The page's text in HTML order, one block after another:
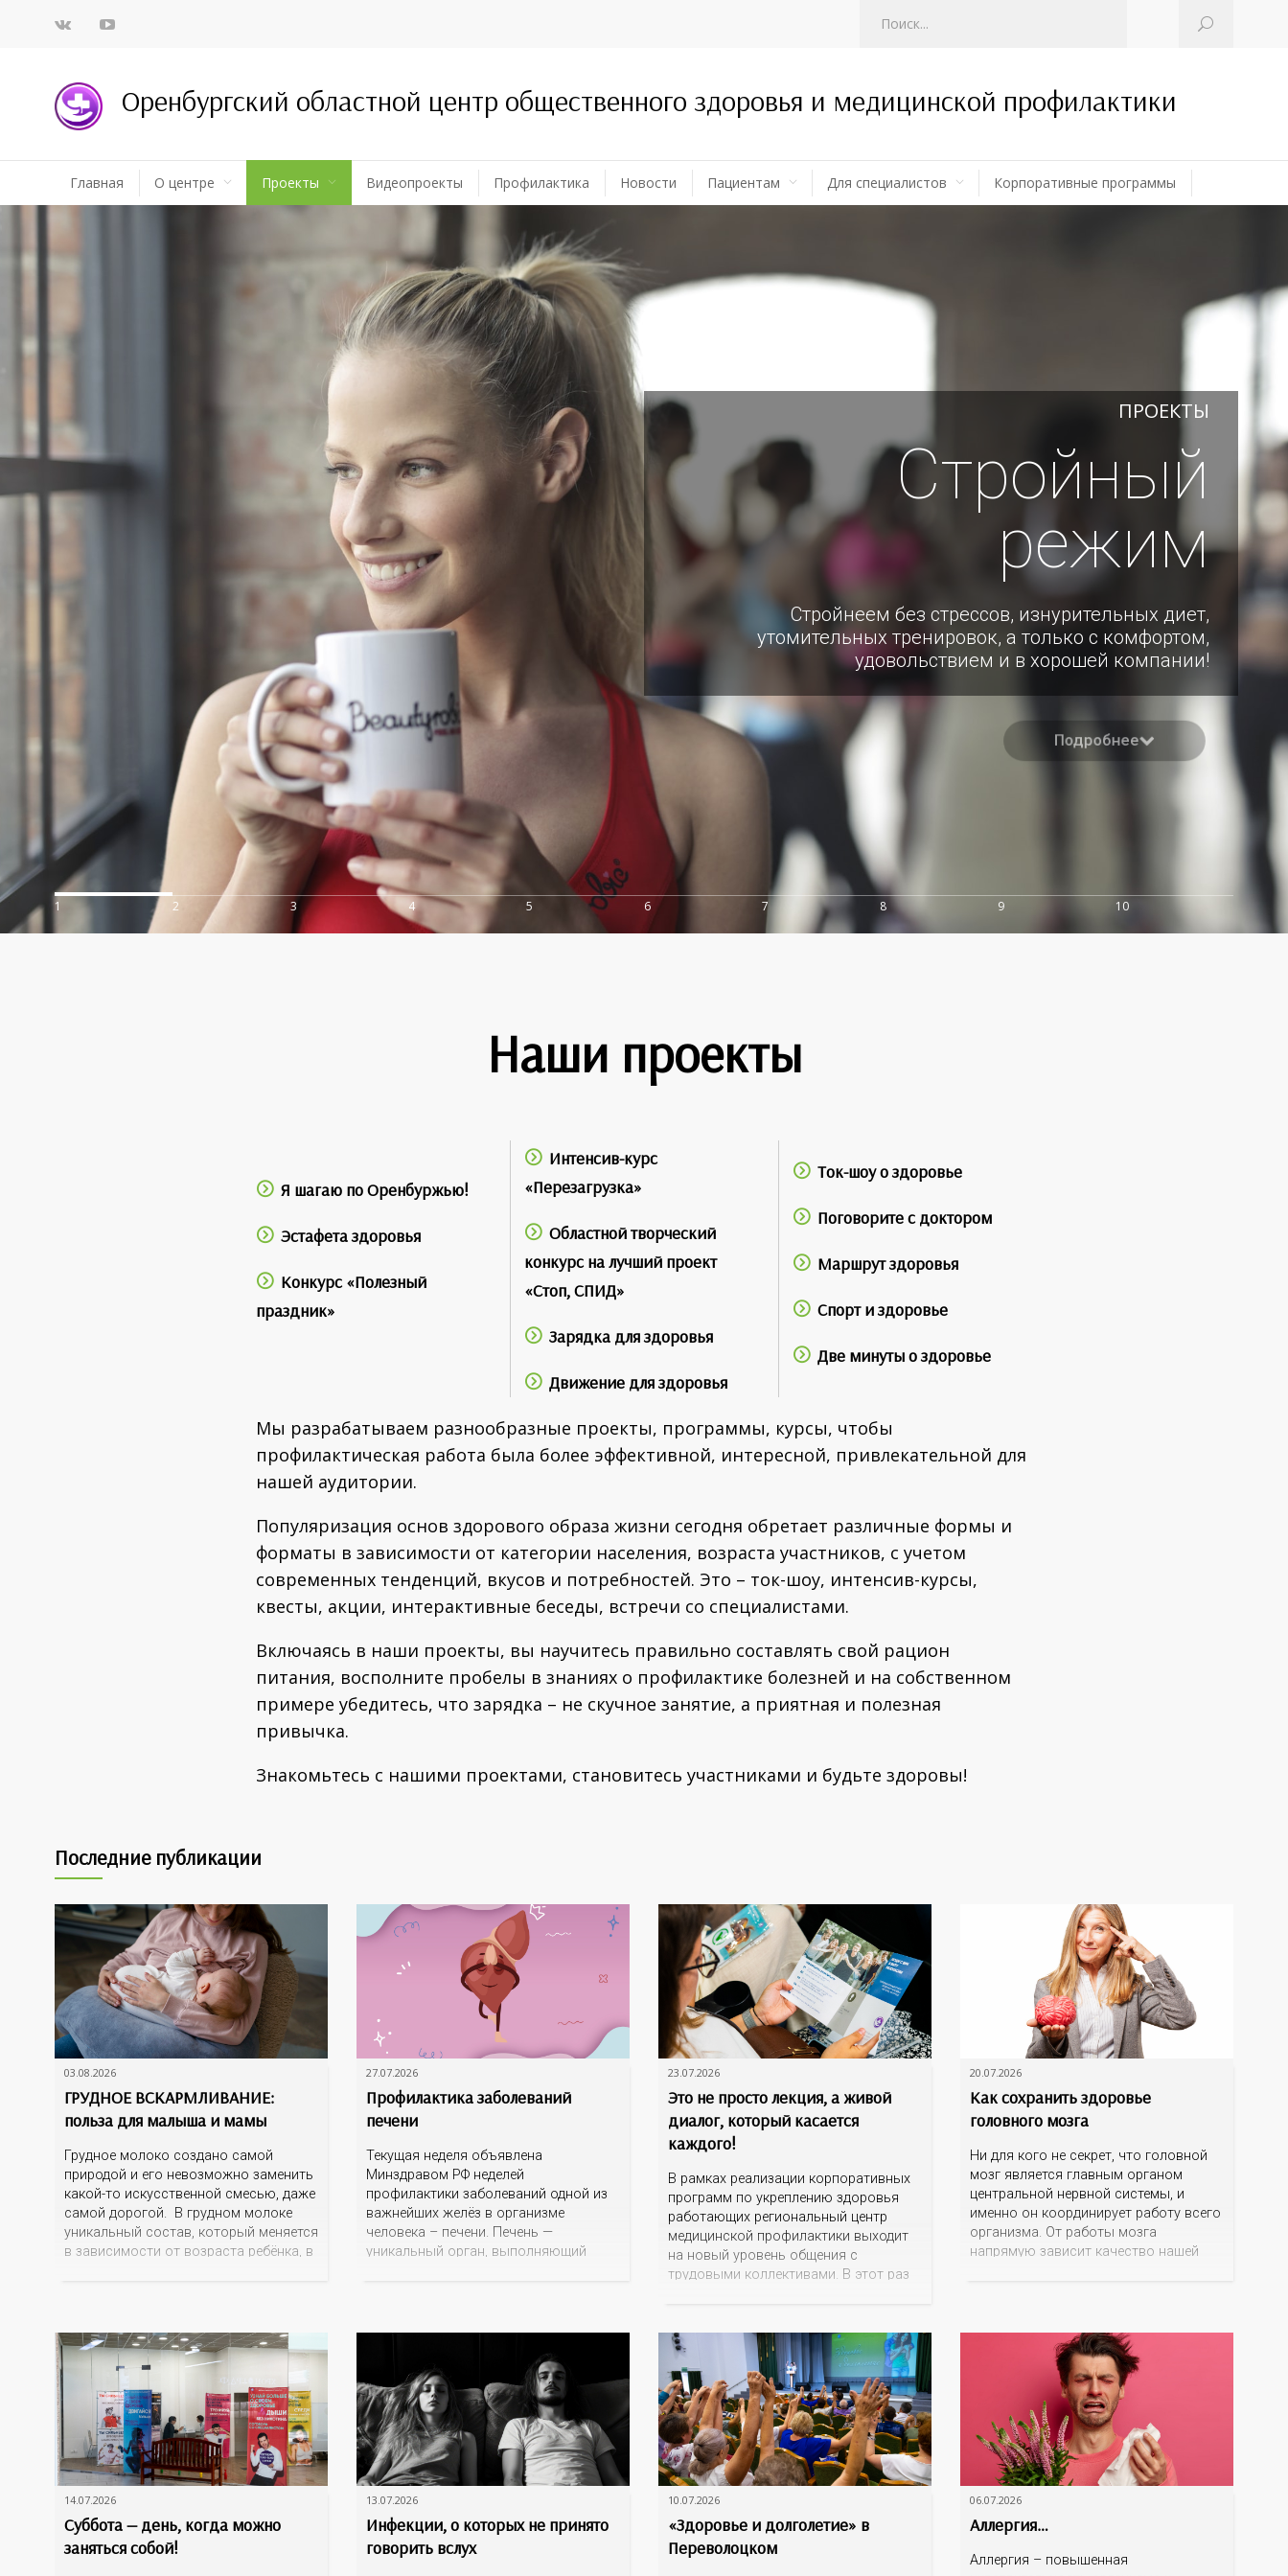
Оренбургский областной центр общественного здоровья и медицинской профилактики
Главная О центре Проекты Видеопроекты Профилактика Новости Пациентам Для специалистов Корпоративные программы
ПРОЕКТЫ
Стройный
режим
Стройнеем без стрессов, изнурительных диет,
утомительных тренировок, а только с комфортом,
удовольствием и в хорошей компании!
Подробнее
1 2 3 4 5 6 7 8 9 10
Наши проекты
Я шагаю по Оренбуржью!
Эстафета здоровья
Конкурс «Полезный
праздник»
Интенсив-курс
«Перезагрузка»
Областной творческий
конкурс на лучший проект
«Стоп, СПИД»
Зарядка для здоровья
Движение для здоровья
Ток-шоу о здоровье
Поговорите с доктором
Маршрут здоровья
Спорт и здоровье
Две минуты о здоровье
Мы разрабатываем разнообразные проекты, программы, курсы, чтобы
профилактическая работа была более эффективной, интересной, привлекательной для
нашей аудитории.
Популяризация основ здорового образа жизни сегодня обретает различные формы и
форматы в зависимости от категории населения, возраста участников, с учетом
современных тенденций, вкусов и потребностей. Это – ток-шоу, интенсив-курсы,
квесты, акции, интерактивные беседы, встречи со специалистами.
Включаясь в наши проекты, вы научитесь правильно составлять свой рацион
питания, восполните пробелы в знаниях о профилактике болезней и на собственном
примере убедитесь, что зарядка – не скучное занятие, а приятная и полезная
привычка.
Знакомьтесь с нашими проектами, становитесь участниками и будьте здоровы!
Последние публикации
03.08.2026
ГРУДНОЕ ВСКАРМЛИВАНИЕ:
польза для малыша и мамы
Грудное молоко создано самой
природой и его невозможно заменить
какой-то искусственной смесью, даже
самой дорогой. В грудном молоке
уникальный состав, который меняется
в зависимости от возраста ребёнка, в
иммунных компонентов, антигенный
состав. Только грудное молоко
содержит
27.07.2026
Профилактика заболеваний
печени
Текущая неделя объявлена
Минздравом РФ неделей
профилактики заболеваний одной из
важнейших желёз в организме
человека – печени. Печень —
уникальный орган, выполняющий
печени (НАЖБП), цирроз и гепатиты
становятся все более
распространенными. По данным
23.07.2026
Это не просто лекция, а живой
диалог, который касается
каждого!
В рамках реализации корпоративных
программ по укреплению здоровья
работающих региональный центр
медицинской профилактики выходит
на новый уровень общения с
трудовыми коллективами. В этот раз
для сотрудников более 10 ведущих
предприятий и организаций области
прошло интерактивное ток-шоу «ВИЧ в
деталях». На встречу с работниками
пришла настоящая
20.07.2026
Как сохранить здоровье
головного мозга
Ни для кого не секрет, что головной
мозг является главным органом
центральной нервной системы, и
именно он координирует работу всего
организма. От работы мозга
напрямую зависит качество нашей
возникновения (воспалительными,
сосудистыми, дегенеративными и
самым распространенным заболеваниям
атеросклероз, инсульт, деменция,
болезнь Альцгеймера. На
14.07.2026
Суббота — день, когда можно
заняться собой!
13.07.2026
Инфекции, о которых не принято
говорить вслух
10.07.2026
«Здоровье и долголетие» в
Переволоцком
06.07.2026
Аллергия…
Аллергия – повышенная